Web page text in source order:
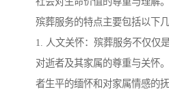
殡葬服务的特点主要包括以下几
1. 人文关怀：殡葬服务不仅仅
对逝者及其家属的尊重与关怀
者生平的缅怀和对家属情感的抚